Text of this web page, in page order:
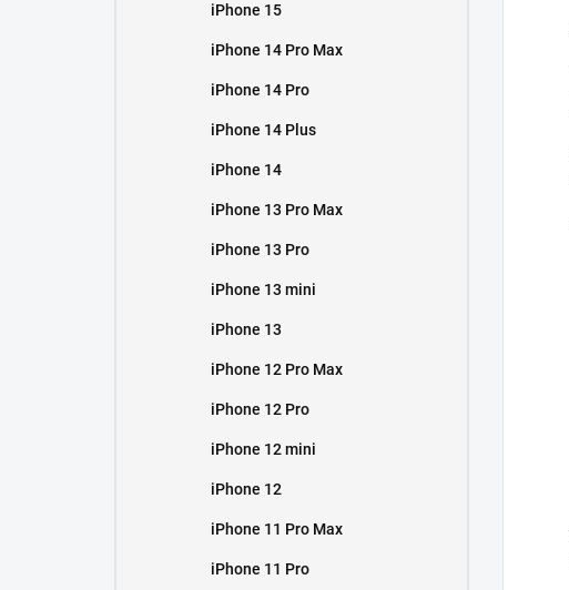
iPhone 15
iPhone 14 Pro Max
iPhone 14 Pro
iPhone 14 Plus
iPhone 14
iPhone 13 Pro Max
iPhone 13 Pro
iPhone 13 mini
iPhone 13
iPhone 12 Pro Max
iPhone 12 Pro
iPhone 12 mini
iPhone 12
iPhone 11 Pro Max
iPhone 11 Pro